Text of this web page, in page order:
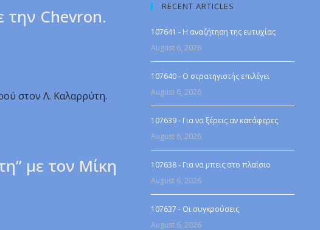
την Chevron.
στον Λ. Καλαρρύτη.
με τον Μίκη
RECENT ARTICLES
107641 - Η αναζήτηση της ευτυχίας
August 6, 2026
107640 - Ο στρατηγιστής επιλέγει
August 6, 2026
107639 - Για να ξέρεις αν κατάφερες
August 6, 2026
107638 - Για να μπεις στο πλαίσιο
August 6, 2026
107637 - Οι συγκρούσεις
August 6, 2026